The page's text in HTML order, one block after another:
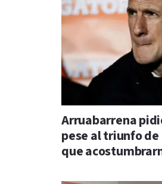
Arruabarrena
pese al triunfo
que